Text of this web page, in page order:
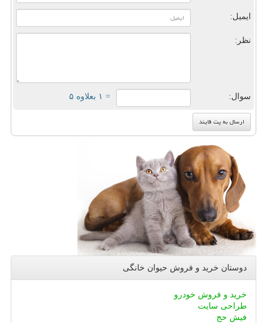
ایمیل:
نظر:
سوال: = ۱ بعلاوه ۵
دوستان خرید و فروش حیوان خانگی
خرید و فروش خودرو
طراحی سایت
فیش حج